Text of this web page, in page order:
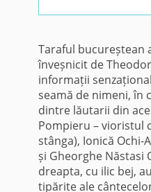
Taraful bucureștean
înveșnicit de
informații
seamă de nimeni, în
dintre lăutarii din
Pompieru – vioristul
stânga), Ionică Ochi-
și Gheorghe Năstasi
dreapta, cu ilic bej,
tipărite ale